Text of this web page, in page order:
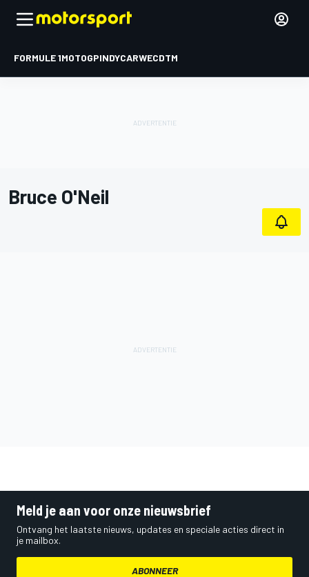
FORMULE 1MOTOGPINDYCARWECDTM
Bruce O'Neil
Meld je aan voor onze nieuwsbrief
Ontvang het laatste nieuws, updates en speciale acties direct in
je mailbox.
ABONNEER